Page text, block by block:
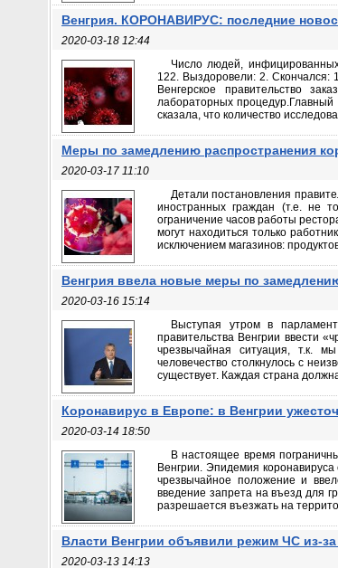
Венгрия. КОРОНАВИРУС: последние
2020-03-18 12:44
Число людей,
122. Выздоровели: 2. Скончался:
Венгерское правительство
лабораторных
сказала, что количество
Меры по замедлению распространения
2020-03-17 11:10
Детали постановления
иностранных граждан (т.е. не
ограничение часов работы
могут находиться только
исключением магазинов:
Венгрия ввела новые меры по
2020-03-16 15:14
Выступая утром в
правительства Венгрии ввести
чрезвычайная ситуация, т.к.
человечество столкнулось с
существует. Каждая страна
Коронавирус в Европе: в Венгрии
2020-03-14 18:50
В настоящее время
Венгрии. Эпидемия
чрезвычайное положение и
введение запрета на въезд для
разрешается въезжать на
Власти Венгрии объявили режим ЧС из-
2020-03-13 14:13